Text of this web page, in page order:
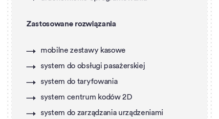
Zastosowane rozwiązania
mobilne zestawy kasowe
system do obsługi pasażerskiej
system do taryfowania
system centrum kodów 2D
system do zarządzania urządzeniami